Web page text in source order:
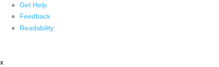
Get Help
Feedback
Readability
x